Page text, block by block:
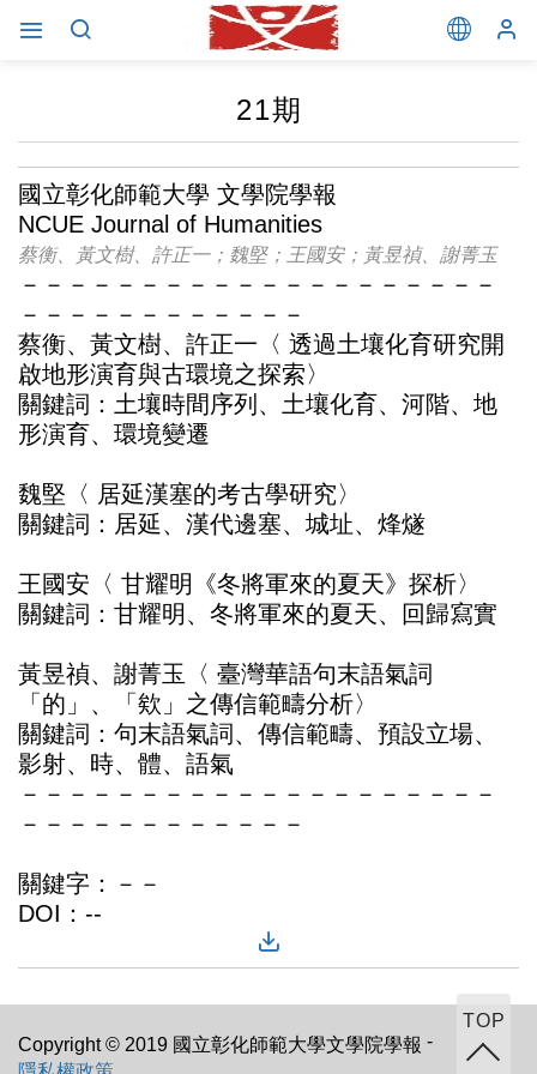
21期
國立彰化師範大學 文學院學報
NCUE Journal of Humanities
蔡衡、黃文樹、許正一；魏堅；王國安；黃昱禎、謝菁玉
－－－－－－－－－－－－－－－－－－－－
－－－－－－－－－－－－
蔡衡、黃文樹、許正一〈 透過土壤化育研究開
啟地形演育與古環境之探索〉
關鍵詞：土壤時間序列、土壤化育、河階、地
形演育、環境變遷
魏堅〈 居延漢塞的考古學研究〉
關鍵詞：居延、漢代邊塞、城址、烽燧
王國安〈 甘耀明《冬將軍來的夏天》探析〉
關鍵詞：甘耀明、冬將軍來的夏天、回歸寫實
黃昱禎、謝菁玉〈 臺灣華語句末語氣詞
「的」、「欸」之傳信範疇分析〉
關鍵詞：句末語氣詞、傳信範疇、預設立場、
影射、時、體、語氣
－－－－－－－－－－－－－－－－－－－－
－－－－－－－－－－－－
關鍵字：－－
DOI：--
TOP
Copyright © 2019 國立彰化師範大學文學院學報 -